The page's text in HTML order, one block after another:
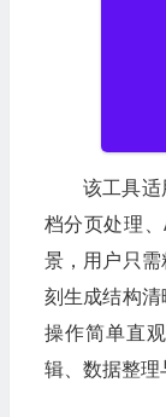
该工具适
档分页处理
景，用户只
刻生成结构清
操作简单直
辑、数据整理